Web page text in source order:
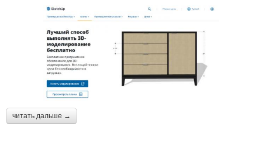
читать дальше →